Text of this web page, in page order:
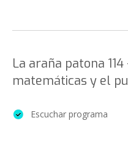
La araña patona
matemáticas y el
Escuchar programa